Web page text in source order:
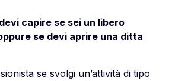
capire se sei un libero
se devi aprire una ditta
se svolgi un’attività di tipo